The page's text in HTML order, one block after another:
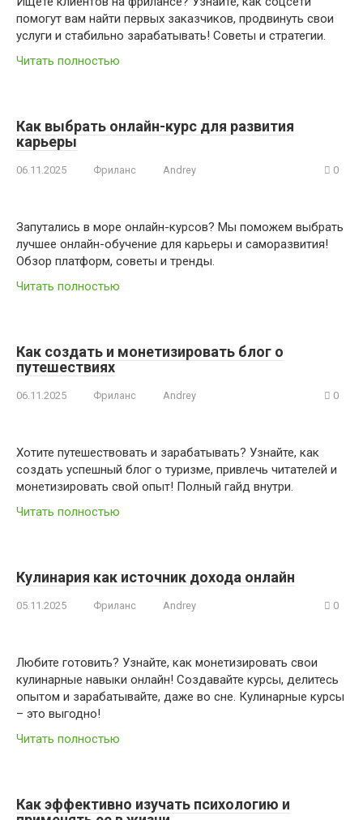
помогут вам найти первых заказчиков, продвинуть свои
услуги и стабильно зарабатывать! Советы и стратегии.
Читать полностью
Как выбрать онлайн-курс для развития
карьеры
06.11.2025 Фриланс Andrey 0
Запутались в море онлайн-курсов? Мы поможем выбрать
лучшее онлайн-обучение для карьеры и саморазвития!
Обзор платформ, советы и тренды.
Читать полностью
Как создать и монетизировать блог о
путешествиях
06.11.2025 Фриланс Andrey 0
Хотите путешествовать и зарабатывать? Узнайте, как
создать успешный блог о туризме, привлечь читателей и
монетизировать свой опыт! Полный гайд внутри.
Читать полностью
Кулинария как источник дохода онлайн
05.11.2025 Фриланс Andrey 0
Любите готовить? Узнайте, как монетизировать свои
кулинарные навыки онлайн! Создавайте курсы, делитесь
опытом и зарабатывайте, даже во сне. Кулинарные курсы
– это выгодно!
Читать полностью
Как эффективно изучать психологию и